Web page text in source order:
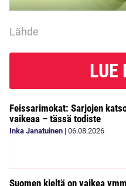
Lähde
LUE
Feissarimokat: Sarjojen
vaikeaa – tässä todiste
Inka Janatuinen | 06.08.2026
Suomen kieltä on vaikea